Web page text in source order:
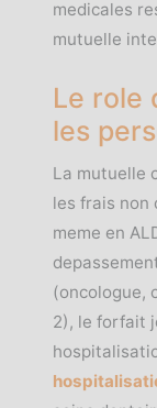
medicales
mutuelle
Le role
les
La mutuelle
les frais non
meme en
(oncologue,
2), le forfait